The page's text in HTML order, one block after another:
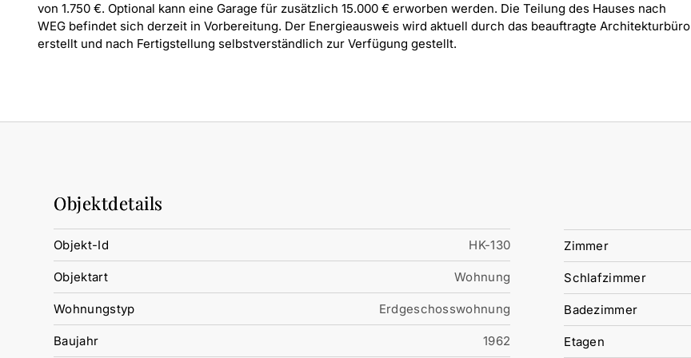
von 1.750 €. Optional kann eine Garage für zusätzlich 15.000 € erworben werden. Die Teilung des Hauses nach
WEG befindet sich derzeit in Vorbereitung. Der Energieausweis wird aktuell durch das beauftragte Architekturbüro
erstellt und nach Fertigstellung selbstverständlich zur Verfügung gestellt.
Objektdetails
Objekt-Id HK-130
Objektart Wohnung
Wohnungstyp Erdgeschosswohnung
Baujahr 1962
Zimmer
Schlafzimmer
Badezimmer
Etagen